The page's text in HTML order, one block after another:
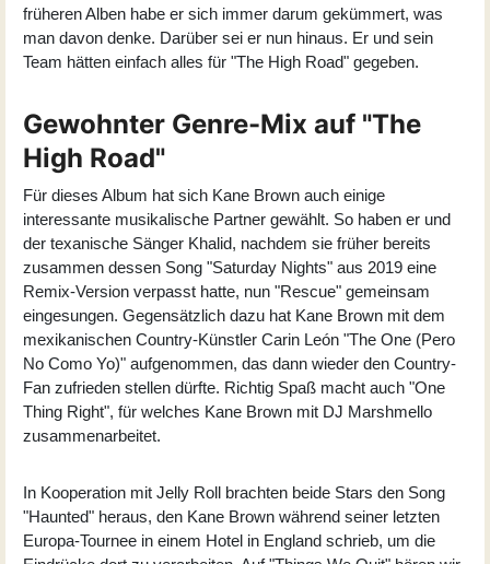
früheren Alben habe er sich immer darum gekümmert, was
man davon denke. Darüber sei er nun hinaus. Er und sein
Team hätten einfach alles für "The High Road" gegeben.
Gewohnter Genre-Mix auf "The
High Road"
Für dieses Album hat sich Kane Brown auch einige
interessante musikalische Partner gewählt. So haben er und
der texanische Sänger Khalid, nachdem sie früher bereits
zusammen dessen Song "Saturday Nights" aus 2019 eine
Remix-Version verpasst hatte, nun "Rescue" gemeinsam
eingesungen. Gegensätzlich dazu hat Kane Brown mit dem
mexikanischen Country-Künstler Carin León "The One (Pero
No Como Yo)" aufgenommen, das dann wieder den Country-
Fan zufrieden stellen dürfte. Richtig Spaß macht auch "One
Thing Right", für welches Kane Brown mit DJ Marshmello
zusammenarbeitet.
In Kooperation mit Jelly Roll brachten beide Stars den Song
"Haunted" heraus, den Kane Brown während seiner letzten
Europa-Tournee in einem Hotel in England schrieb, um die